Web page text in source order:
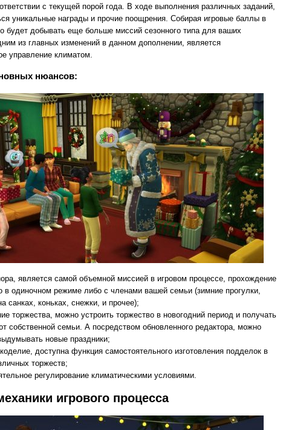
с текущей порой года. В ходе выполнения различных заданий,
уникальные награды и прочие поощрения. Собирая игровые баллы в
будет добывать еще больше миссий сезонного типа для ваших
из главных изменений в данном дополнении, является
управление климатом.
нюансов:
является самой объемной миссией в игровом процессе, прохождение
в одиночном режиме либо с членами вашей семьи (зимние прогулки,
санках, коньках, снежки, и прочее);
торжества, можно устроить торжество в новогодний период и получать
собственной семьи. А посредством обновленного редактора, можно
новые праздники;
доступна функция самостоятельного изготовления подделок в
торжеств;
регулирование климатическими условиями.
игрового процесса